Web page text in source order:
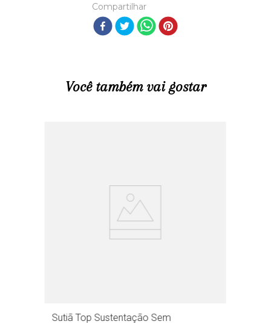
Compartilhar
Você também vai gostar
Sutiã Top Sustentação Sem